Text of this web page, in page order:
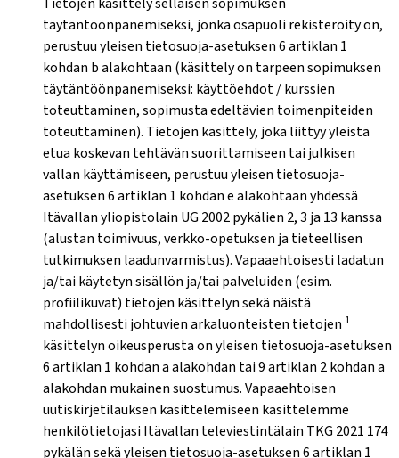
täytäntöönpanemiseksi, jonka osapuoli rekisteröity on,
perustuu yleisen tietosuoja-asetuksen 6 artiklan 1
kohdan b alakohtaan (käsittely on tarpeen sopimuksen
täytäntöönpanemiseksi: käyttöehdot / kurssien
toteuttaminen, sopimusta edeltävien toimenpiteiden
toteuttaminen). Tietojen käsittely, joka liittyy yleistä
etua koskevan tehtävän suorittamiseen tai julkisen
vallan käyttämiseen, perustuu yleisen tietosuoja-
asetuksen 6 artiklan 1 kohdan e alakohtaan yhdessä
Itävallan yliopistolain UG 2002 pykälien 2, 3 ja 13 kanssa
(alustan toimivuus, verkko-opetuksen ja tieteellisen
tutkimuksen laadunvarmistus). Vapaaehtoisesti ladatun
ja/tai käytetyn sisällön ja/tai palveluiden (esim.
profiilikuvat) tietojen käsittelyn sekä näistä
mahdollisesti johtuvien arkaluonteisten tietojen 1
käsittelyn oikeusperusta on yleisen tietosuoja-asetuksen
6 artiklan 1 kohdan a alakohdan tai 9 artiklan 2 kohdan a
alakohdan mukainen suostumus. Vapaaehtoisen
uutiskirjetilauksen käsittelemiseen käsittelemme
henkilötietojasi Itävallan televiestintälain TKG 2021 174
pykälän sekä yleisen tietosuoja-asetuksen 6 artiklan 1